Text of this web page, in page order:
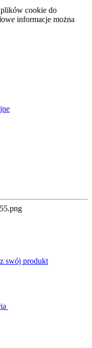
cookie do
informacje można
swój produkt